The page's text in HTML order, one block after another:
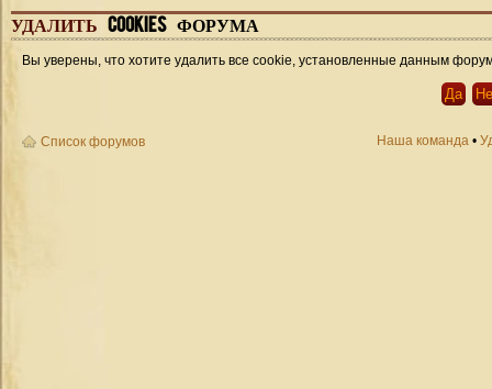
УДАЛИТЬ COOKIES ФОРУМА
Вы уверены, что хотите удалить все cookie, установленные данным
Список форумов Наша команда •